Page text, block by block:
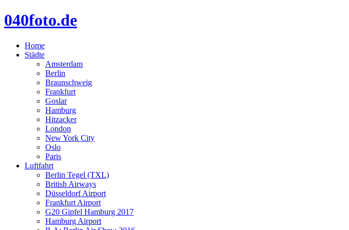
040foto.de
Home
Städte
Amsterdam
Berlin
Braunschweig
Frankfurt
Goslar
Hamburg
Hitzacker
London
New York City
Oslo
Paris
Luftfahrt
Berlin Tegel (TXL)
British Airways
Düsseldorf Airport
Frankfurt Airport
G20 Gipfel Hamburg 2017
Hamburg Airport